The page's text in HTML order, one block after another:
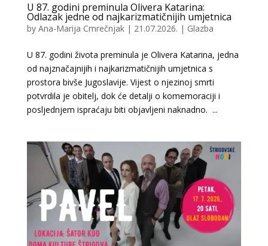
U 87. godini preminula Olivera Katarina:
Odlazak jedne od najkarizmatičnijih umjetnica
by Ana-Marija Cmrečnjak| 21.07.2026. | Glazba
U 87. godini života preminula je Olivera Katarina, jedna
od najznačajnijih i najkarizmatičnijih umjetnica s
prostora bivše Jugoslavije. Vijest o njezinoj smrti
potvrdila je obitelj, dok će detalji o komemoraciji i
posljednjem ispraćaju biti objavljeni naknadno. ...